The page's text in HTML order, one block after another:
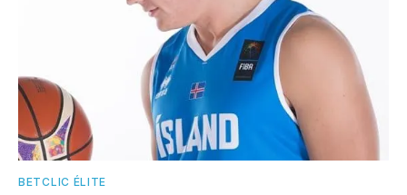
BETCLIC ÉLITE